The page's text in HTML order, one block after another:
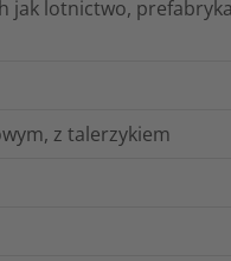
jak lotnictwo,
z talerzykiem